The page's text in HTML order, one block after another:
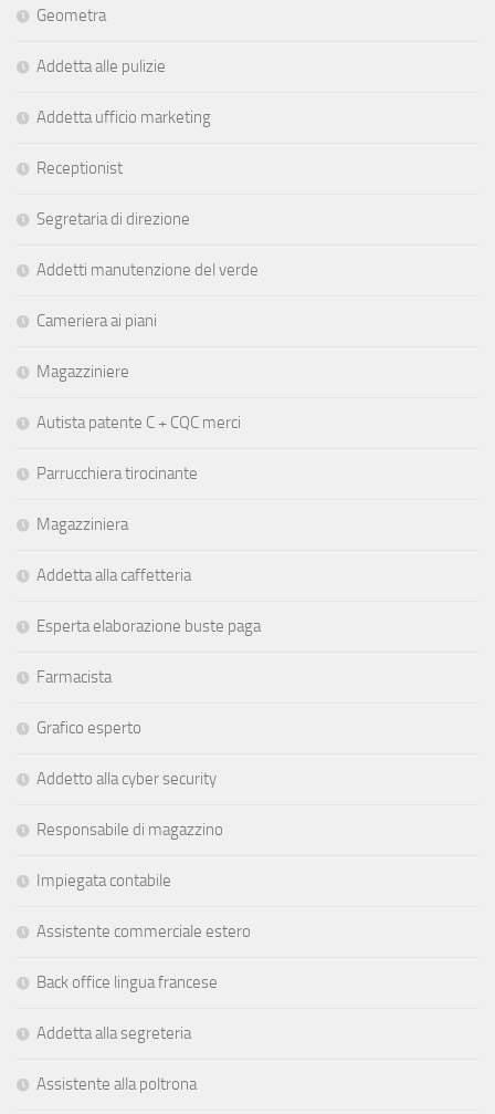
Geometra
Addetta alle pulizie
Addetta ufficio marketing
Receptionist
Segretaria di direzione
Addetti manutenzione del verde
Cameriera ai piani
Magazziniere
Autista patente C + CQC merci
Parrucchiera tirocinante
Magazziniera
Addetta alla caffetteria
Esperta elaborazione buste paga
Farmacista
Grafico esperto
Addetto alla cyber security
Responsabile di magazzino
Impiegata contabile
Assistente commerciale estero
Back office lingua francese
Addetta alla segreteria
Assistente alla poltrona